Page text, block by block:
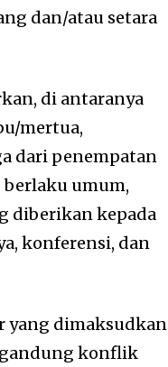
dan/atau setara
di antaranya
mertua,
dari penempatan
berlaku umum,
diberikan kepada
konferensi, dan
yang dimaksudkan
konflik